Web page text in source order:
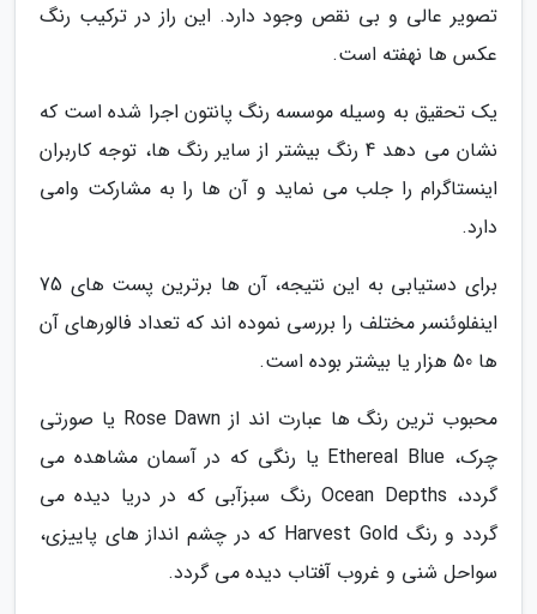
تصویر عالی و بی نقص وجود دارد. این راز در ترکیب رنگ
عکس ها نهفته است.
یک تحقیق به وسیله موسسه رنگ پانتون اجرا شده است که
نشان می دهد 4 رنگ بیشتر از سایر رنگ ها، توجه کاربران
اینستاگرام را جلب می نماید و آن ها را به مشارکت وامی
دارد.
برای دستیابی به این نتیجه، آن ها برترین پست های 75
اینفلوئنسر مختلف را بررسی نموده اند که تعداد فالورهای آن
ها 50 هزار یا بیشتر بوده است.
محبوب ترین رنگ ها عبارت اند از Rose Dawn یا صورتی
چرک، Ethereal Blue یا رنگی که در آسمان مشاهده می
گردد، Ocean Depths رنگ سبزآبی که در دریا دیده می
گردد و رنگ Harvest Gold که در چشم انداز های پاییزی،
سواحل شنی و غروب آفتاب دیده می گردد.